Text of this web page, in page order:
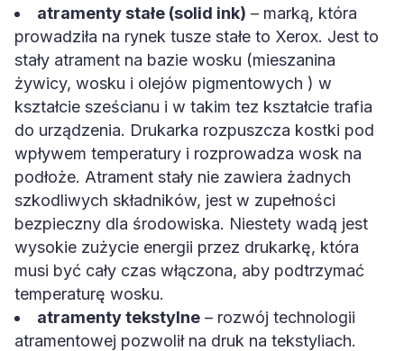
atramenty stałe (solid ink) – marką, która
prowadziła na rynek tusze stałe to Xerox. Jest to
stały atrament na bazie wosku (mieszanina
żywicy, wosku i olejów pigmentowych ) w
kształcie sześcianu i w takim tez kształcie trafia
do urządzenia. Drukarka rozpuszcza kostki pod
wpływem temperatury i rozprowadza wosk na
podłoże. Atrament stały nie zawiera żadnych
szkodliwych składników, jest w zupełności
bezpieczny dla środowiska. Niestety wadą jest
wysokie zużycie energii przez drukarkę, która
musi być cały czas włączona, aby podtrzymać
temperaturę wosku.
atramenty tekstylne – rozwój technologii
atramentowej pozwolił na druk na tekstyliach.